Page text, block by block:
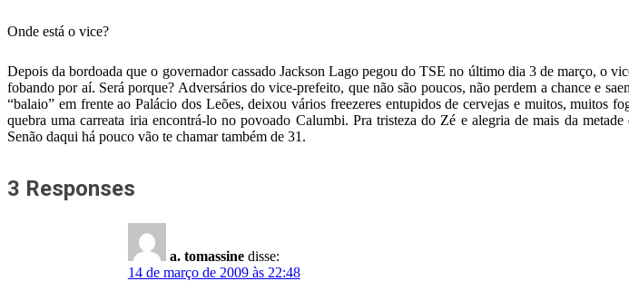
Onde está o vice?
Depois da bordoada que o governador cassado Jackson Lago pegou do TSE no último dia 3 de março, o
fobando por aí. Será porque? Adversários do vice-prefeito, que não são poucos, não perdem a chance e
“balaio” em frente ao Palácio dos Leões, deixou vários freezeres entupidos de cervejas e muitos, muitos
quebra uma carreata iria encontrá-lo no povoado Calumbi. Pra tristeza do Zé e alegria de mais da
Senão daqui há pouco vão te chamar também de 31.
3 Responses
a. tomassine disse:
14 de março de 2009 às 22:48